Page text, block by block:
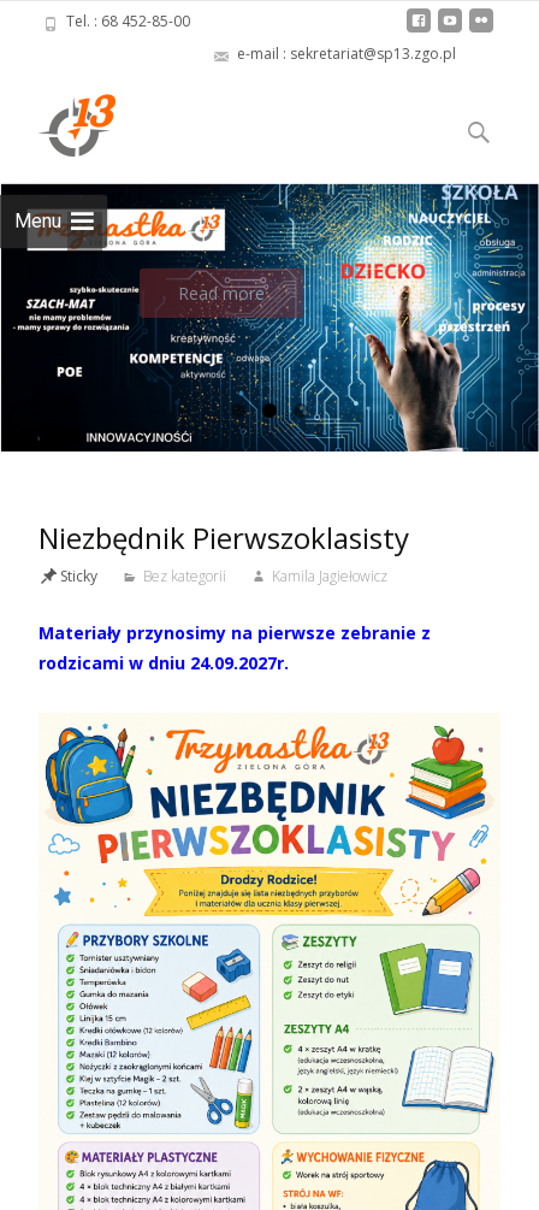
Tel. : 68 452-85-00
e-mail : sekretariat@sp13.zgo.pl
Menu
to
content
Szukaj:
.
Read more
Niezbędnik Pierwszoklasisty
Sticky Bez kategorii Kamila Jagiełowicz
Materiały przynosimy na pierwsze zebranie z
rodzicami w dniu 24.09.2027r.